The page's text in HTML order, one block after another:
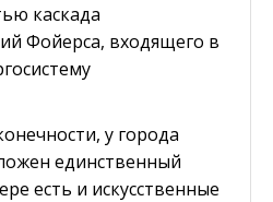
каскада
Фойерса, входящего в
у города
единственный
есть и искусственные